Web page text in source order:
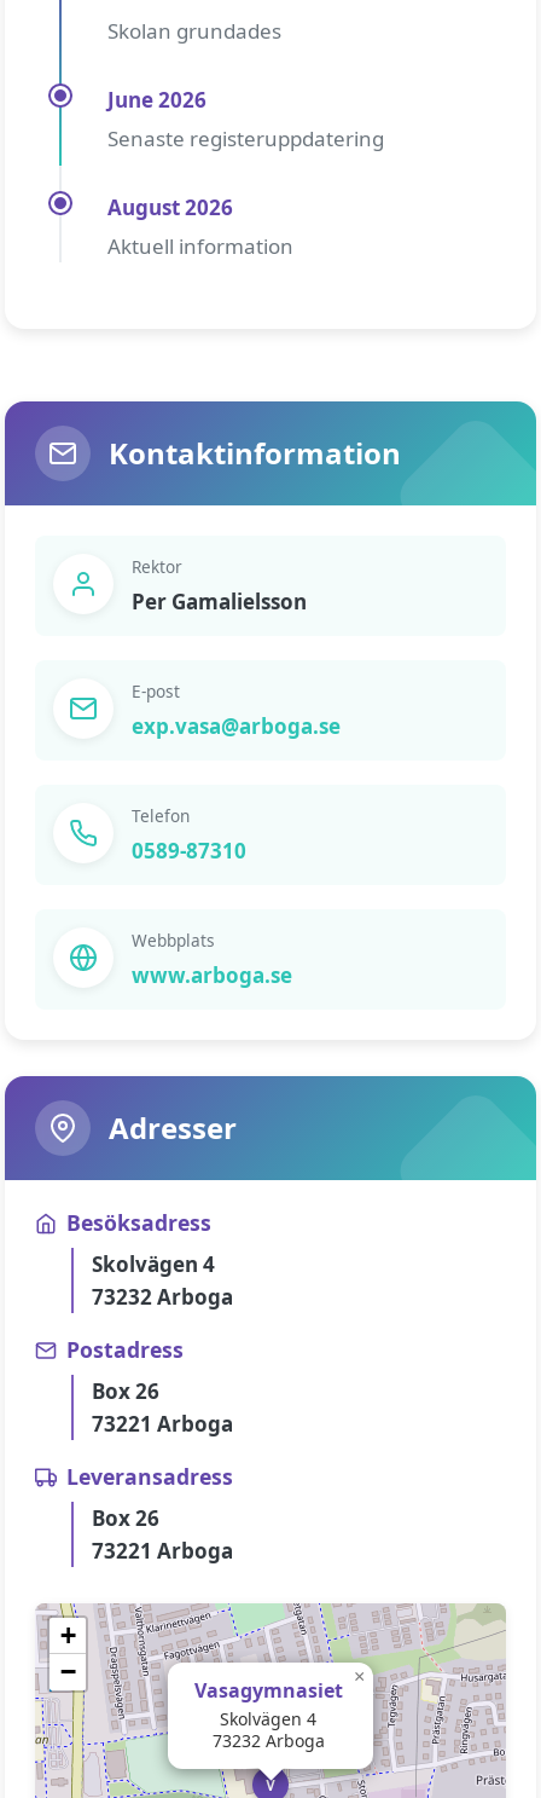
Skolan grundades
June 2026
Senaste registeruppdatering
August 2026
Aktuell information
Kontaktinformation
Rektor
Per Gamalielsson
E-post
exp.vasa@arboga.se
Telefon
0589-87310
Webbplats
www.arboga.se
Adresser
Besöksadress
Skolvägen 4
73232 Arboga
Postadress
Box 26
73221 Arboga
Leveransadress
Box 26
73221 Arboga
V
Vasagymnasiet
Skolvägen 4
73232 Arboga
×
+
−